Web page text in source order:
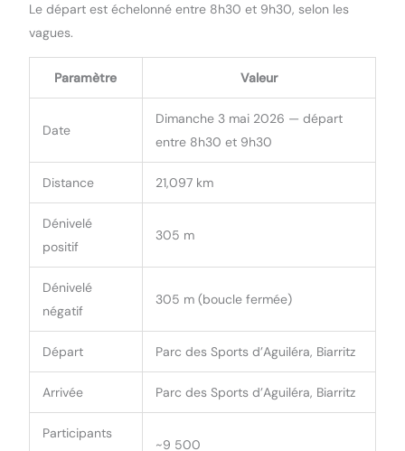
Le départ est échelonné entre 8h30 et 9h30, selon les
vagues.
Paramètre Valeur
Date
Dimanche 3 mai 2026 — départ
entre 8h30 et 9h30
Distance 21,097 km
Dénivelé
positif
305 m
Dénivelé
négatif
305 m (boucle fermée)
Départ Parc des Sports d’Aguiléra, Biarritz
Arrivée Parc des Sports d’Aguiléra, Biarritz
Participants
~9 500